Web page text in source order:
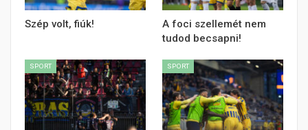
Szép volt, fiúk!
A foci szellemét nem
tudod becsapni!
SPORT SPORT